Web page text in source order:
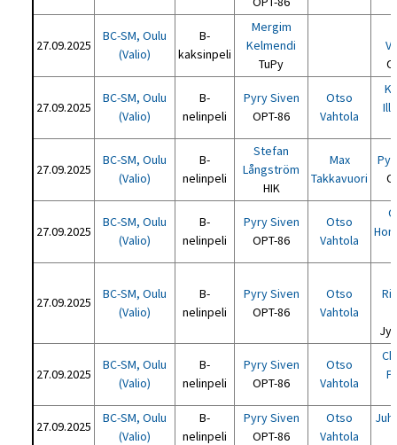
27.09.2025
BC-SM, Oulu
(Valio)
B-
kaksinpeli
Mergim
Kelmendi
TuPy
27.09.2025
BC-SM, Oulu
(Valio)
B-
nelinpeli
Pyry Siven
OPT-86
Otso
Vahtola
27.09.2025
BC-SM, Oulu
(Valio)
B-
nelinpeli
Stefan
Långström
HIK
Max
Takkavuori
27.09.2025
BC-SM, Oulu
(Valio)
B-
nelinpeli
Pyry Siven
OPT-86
Otso
Vahtola
27.09.2025
BC-SM, Oulu
(Valio)
B-
nelinpeli
Pyry Siven
OPT-86
Otso
Vahtola
27.09.2025
BC-SM, Oulu
(Valio)
B-
nelinpeli
Pyry Siven
OPT-86
Otso
Vahtola
27.09.2025
BC-SM, Oulu
(Valio)
B-
nelinpeli
Pyry Siven
OPT-86
Otso
Vahtola